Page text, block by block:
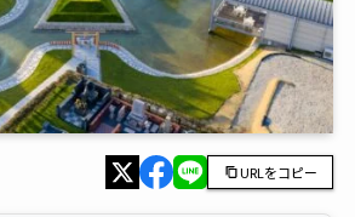
URLをコピー